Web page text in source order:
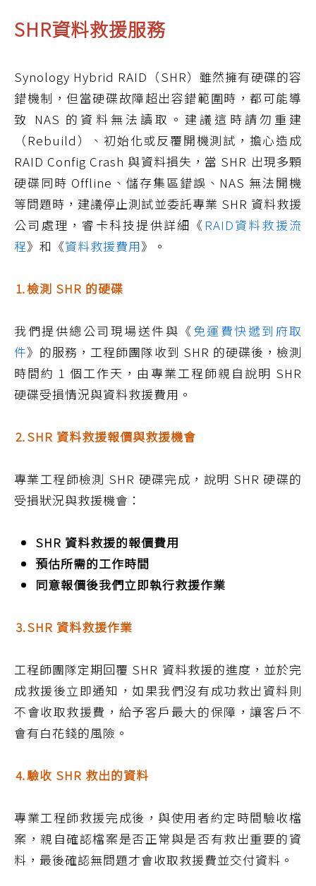
SHR資料救援服務
Synology Hybrid RAID（SHR）雖然擁有硬碟的容
錯機制，但當硬碟故障超出容錯範圍時，都可能導
致 NAS 的資料無法讀取。建議這時請勿重建
（Rebuild）、初始化或反覆開機測試，擔心造成
RAID Config Crash 與資料損失，當 SHR 出現多顆
硬碟同時 Offline、儲存集區錯誤、NAS 無法開機
等問題時，建議停止測試並委託專業 SHR 資料救援
公司處理，睿卡科技提供詳細《 RAID資料救援流
程》和《資料救援費用》。
⒈檢測 SHR 的硬碟
我們提供總公司現場送件與《 免運費快遞到府取
件》的服務，工程師團隊收到 SHR 的硬碟後，檢測
時間約 1 個工作天，由專業工程師親自說明 SHR
硬碟受損情況與資料救援費用。
⒉SHR 資料救援報價與救援機會
專業工程師檢測 SHR 硬碟完成，說明 SHR 硬碟的
受損狀況與救援機會：
SHR 資料救援的報價費用
預估所需的工作時間
同意報價後我們立即執行救援作業
⒊SHR 資料救援作業
工程師團隊定期回覆 SHR 資料救援的進度，並於完
成救援後立即通知，如果我們沒有成功救出資料則
不會收取救援費，給予客戶最大的保障，讓客戶不
會有白花錢的風險。
⒋驗收 SHR 救出的資料
專業工程師救援完成後，與使用者約定時間驗收檔
案，親自確認檔案是否正常與是否有救出重要的資
料，最後確認無問題才會收取救援費並交付資料。